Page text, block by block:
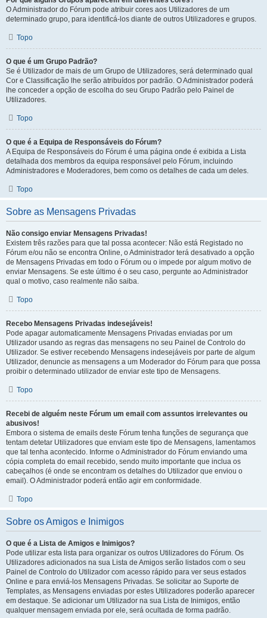
O Administrador do Fórum pode atribuir cores aos Utilizadores de um
determinado grupo, para identificá-los diante de outros Utilizadores e grupos.
Topo
O que é um Grupo Padrão?
Se é Utilizador de mais de um Grupo de Utilizadores, será determinado qual
Cor e Classificação lhe serão atribuídos por padrão. O Administrador poderá
lhe conceder a opção de escolha do seu Grupo Padrão pelo Painel de
Utilizadores.
Topo
O que é a Equipa de Responsáveis do Fórum?
A Equipa de Responsáveis do Fórum é uma página onde é exibida a Lista
detalhada dos membros da equipa responsável pelo Fórum, incluindo
Administradores e Moderadores, bem como os detalhes de cada um deles.
Topo
Sobre as Mensagens Privadas
Não consigo enviar Mensagens Privadas!
Existem três razões para que tal possa acontecer: Não está Registado no
Fórum e/ou não se encontra Online, o Administrador terá desativado a opção
de Mensagens Privadas em todo o Fórum ou o impede por algum motivo de
enviar Mensagens. Se este último é o seu caso, pergunte ao Administrador
qual o motivo, caso realmente não saiba.
Topo
Recebo Mensagens Privadas indesejáveis!
Pode apagar automaticamente Mensagens Privadas enviadas por um
Utilizador usando as regras das mensagens no seu Painel de Controlo do
Utilizador. Se estiver recebendo Mensagens indesejáveis por parte de algum
Utilizador, denuncie as mensagens a um Moderador do Fórum para que possa
proibir o determinado utilizador de enviar este tipo de Mensagens.
Topo
Recebi de alguém neste Fórum um email com assuntos irrelevantes ou
abusivos!
Embora o sistema de emails deste Fórum tenha funções de segurança que
tentam detetar Utilizadores que enviam este tipo de Mensagens, lamentamos
que tal tenha acontecido. Informe o Administrador do Fórum enviando uma
cópia completa do email recebido, sendo muito importante que inclua os
cabeçalhos (é onde se encontram os detalhes do Utilizador que enviou o
email). O Administrador poderá então agir em conformidade.
Topo
Sobre os Amigos e Inimigos
O que é a Lista de Amigos e Inimigos?
Pode utilizar esta lista para organizar os outros Utilizadores do Fórum. Os
Utilizadores adicionados na sua Lista de Amigos serão listados com o seu
Painel de Controlo do Utilizador com acesso rápido para ver seus estados
Online e para enviá-los Mensagens Privadas. Se solicitar ao Suporte de
Templates, as Mensagens enviadas por estes Utilizadores poderão aparecer
em destaque. Se adicionar um Utilizador na sua Lista de Inimigos, então
qualquer mensagem enviada por ele, será ocultada de forma padrão.